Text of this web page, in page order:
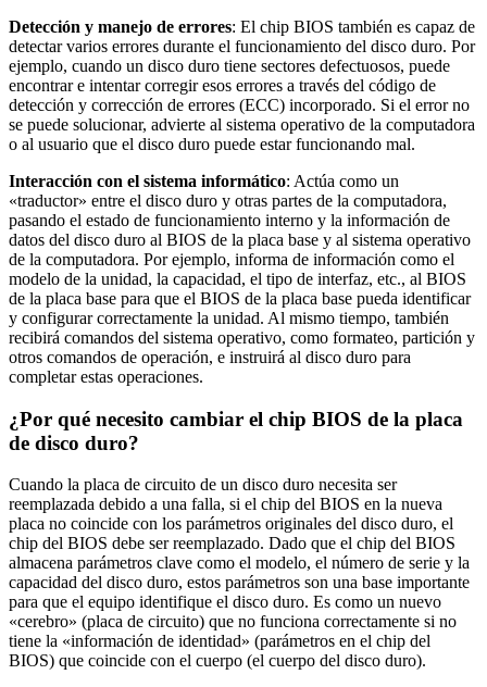
Detección y manejo de errores: El chip BIOS también es capaz de
detectar varios errores durante el funcionamiento del disco duro. Por
ejemplo, cuando un disco duro tiene sectores defectuosos, puede
encontrar e intentar corregir esos errores a través del código de
detección y corrección de errores (ECC) incorporado. Si el error no
se puede solucionar, advierte al sistema operativo de la computadora
o al usuario que el disco duro puede estar funcionando mal.
Interacción con el sistema informático: Actúa como un
«traductor» entre el disco duro y otras partes de la computadora,
pasando el estado de funcionamiento interno y la información de
datos del disco duro al BIOS de la placa base y al sistema operativo
de la computadora. Por ejemplo, informa de información como el
modelo de la unidad, la capacidad, el tipo de interfaz, etc., al BIOS
de la placa base para que el BIOS de la placa base pueda identificar
y configurar correctamente la unidad. Al mismo tiempo, también
recibirá comandos del sistema operativo, como formateo, partición y
otros comandos de operación, e instruirá al disco duro para
completar estas operaciones.
¿Por qué necesito cambiar el chip BIOS de la placa
de disco duro?
Cuando la placa de circuito de un disco duro necesita ser
reemplazada debido a una falla, si el chip del BIOS en la nueva
placa no coincide con los parámetros originales del disco duro, el
chip del BIOS debe ser reemplazado. Dado que el chip del BIOS
almacena parámetros clave como el modelo, el número de serie y la
capacidad del disco duro, estos parámetros son una base importante
para que el equipo identifique el disco duro. Es como un nuevo
«cerebro» (placa de circuito) que no funciona correctamente si no
tiene la «información de identidad» (parámetros en el chip del
BIOS) que coincide con el cuerpo (el cuerpo del disco duro).